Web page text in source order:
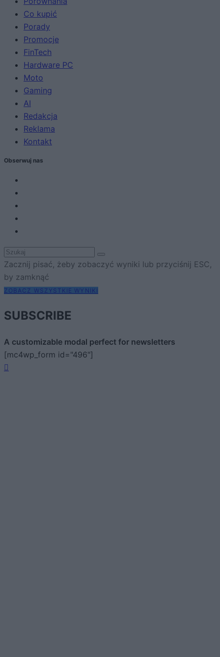
Co kupić
Porady
Promocje
FinTech
Hardware PC
Moto
Gaming
AI
Redakcja
Reklama
Kontakt
Obserwuj nas
Zacznij pisać, żeby zobaczyć wyniki lub przyciśnij ESC,
by zamknąć
ZOBACZ WSZYSTKIE WYNIKI
SUBSCRIBE
A customizable modal perfect for newsletters
[mc4wp_form id="496"]